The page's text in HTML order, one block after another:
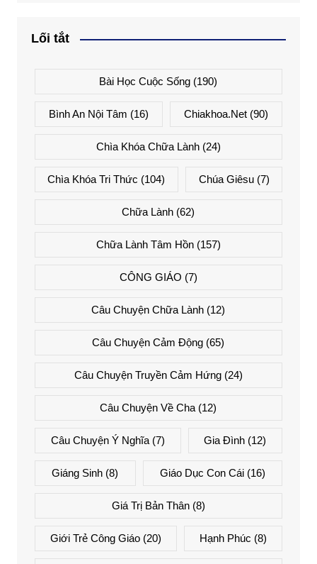
Lối tắt
Bài Học Cuộc Sống (190)
Bình An Nội Tâm (16) Chiakhoa.net (90)
Chìa Khóa Chữa Lành(24)
Chìa Khóa Tri Thức (104) Chúa Giêsu(7)
Chữa Lành (62)
Chữa Lành Tâm Hồn(157)
CÔNG GIÁO (7)
Câu Chuyện Chữa Lành (12)
Câu Chuyện Cảm Động (65)
Câu Chuyện Truyền Cảm Hứng(24)
Câu Chuyện Về Cha (12)
Câu Chuyện Ý Nghĩa(7) Gia Đình (12)
Giáng Sinh (8) Giáo Dục Con Cái(16)
Giá Trị Bản Thân(8)
Giới Trẻ Công Giáo(20) Hạnh Phúc (8)